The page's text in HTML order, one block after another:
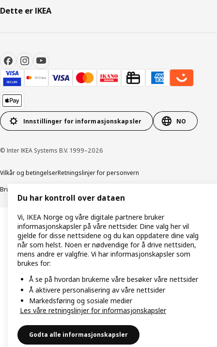
Dette er IKEA
Innstillinger for informasjonskapsler NO
© Inter IKEA Systems B.V. 1999–2026
Vilkår og betingelserRetningslinjer for personvern
Bruk av informasjonskapsler (Cookies)
Du har kontroll over dataen
Vi, IKEA Norge og våre digitale partnere bruker
informasjonskapsler på våre nettsider. Dine valg her vil
gjelde for disse nettsidene og du kan oppdatere dine valg
når som helst. Noen er nødvendige for å drive nettsiden,
mens andre er valgfrie. Vi har informasjonskapsler som
brukes for:
Å se på hvordan brukerne våre besøker våre nettsider
Å aktivere personalisering av våre nettsider
Markedsføring og sosiale medier
Les våre retningslinjer for informasjonskapsler
Godta alle informasjonskapsler